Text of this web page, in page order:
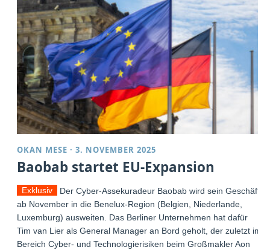
OKAN MESE ·3. NOVEMBER 2025
Baobab startet EU-Expansion
Exklusiv
Der Cyber-Assekuradeur Baobab wird sein Geschäft
ab November in die Benelux-Region (Belgien, Niederlande,
Luxemburg) ausweiten. Das Berliner Unternehmen hat dafür
Tim van Lier als General Manager an Bord geholt, der zuletzt im
Bereich Cyber- und Technologierisiken beim Großmakler Aon